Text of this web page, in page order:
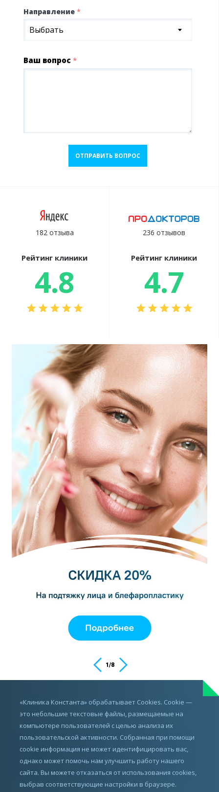
Направление *
Выбрать
Ваш вопрос *
ОТПРАВИТЬ ВОПРОС
182 отзыва
Рейтинг клиники
4.8
236 отзывов
Рейтинг клиники
4.7
1/8
ИМЕЮТСЯ ПРОТИВОПОКАЗАНИЯ,
ПРОКОНСУЛЬТИРУЙТЕСЬ С ВРАЧОМ
«Клиника Константа» обрабатывает Cookies. Cookie —
это небольшие текстовые файлы, размещаемые на
компьютере пользователей с целью анализа их
пользовательской активности. Собранная при помощи
cookie информация не может идентифицировать вас,
однако может помочь нам улучшить работу нашего
сайта. Вы можете отказаться от использования cookies,
выбрав соответствующие настройки в браузере.